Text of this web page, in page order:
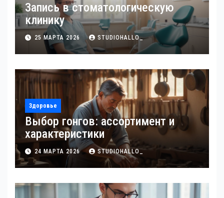
Запись в стоматологическую
клинику
25 МАРТА 2026 STUDIOHALLO_
Здоровье
Выбор гонгов: ассортимент и
характеристики
24 МАРТА 2026 STUDIOHALLO_